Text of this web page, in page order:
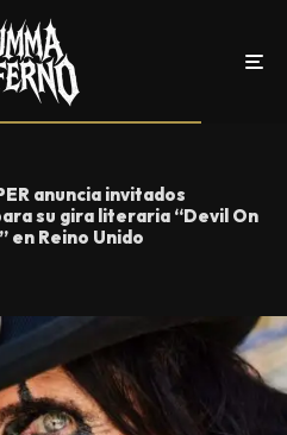
anuncia invitados
su gira literaria “Devil On
en Reino Unido